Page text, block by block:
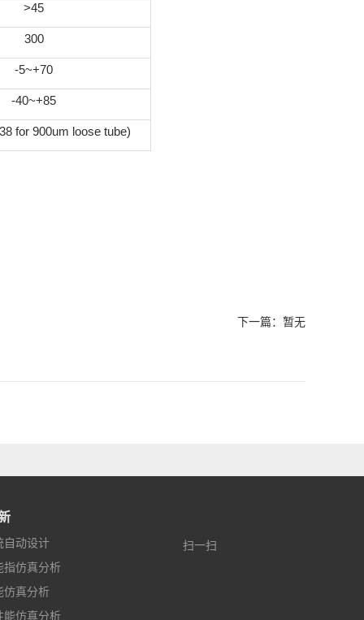
>45
300
-5~+70
-40~+85
for 900um loose tube)
下一篇：暂无
自动设计
指仿真分析
仿真分析
能仿真分析
扫一扫